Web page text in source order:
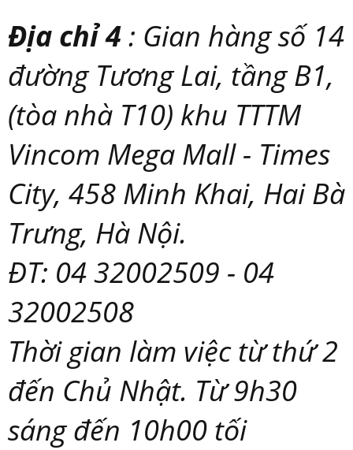
Địa chỉ 4: Gian hàng số 14
đường Tương Lai, tầng B1,
(tòa nhà T10) khu TTTM
Vincom Mega Mall - Times
City, 458 Minh Khai, Hai Bà
Trưng, Hà Nội.
ĐT: 04 32002509 - 04
32002508
Thời gian làm việc từ thứ 2
đến Chủ Nhật. Từ 9h30
sáng đến 10h00 tối